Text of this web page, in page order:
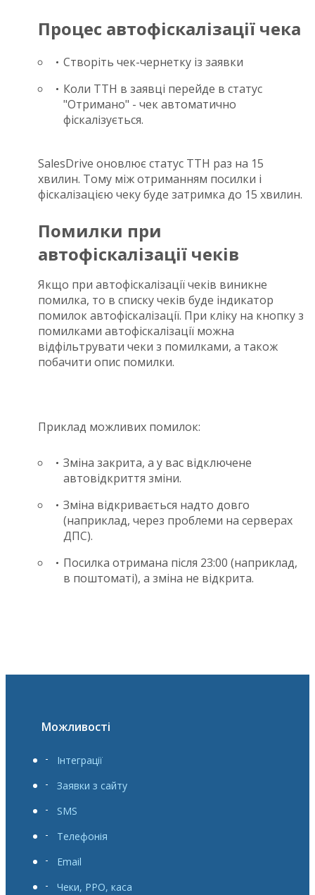
Процес автофіскалізації чека
Створіть чек-чернетку із заявки
Коли ТТН в заявці перейде в статус
"Отримано" - чек автоматично
фіскалізується.
SalesDrive оновлює статус ТТН раз на 15
хвилин. Тому між отриманням посилки і
фіскалізацією чеку буде затримка до 15 хвилин.
Помилки при
автофіскалізації чеків
Якщо при автофіскалізації чеків виникне
помилка, то в списку чеків буде індикатор
помилок автофіскалізації. При кліку на кнопку з
помилками автофіскалізації можна
відфільтрувати чеки з помилками, а також
побачити опис помилки.
Приклад можливих помилок:
Зміна закрита, а у вас відключене
автовідкриття зміни.
Зміна відкривається надто довго
(наприклад, через проблеми на серверах
ДПС).
Посилка отримана після 23:00 (наприклад,
в поштоматі), а зміна не відкрита.
Можливості
Інтеграції
Заявки з сайту
SMS
Телефонія
Email
Чеки, РРО, каса